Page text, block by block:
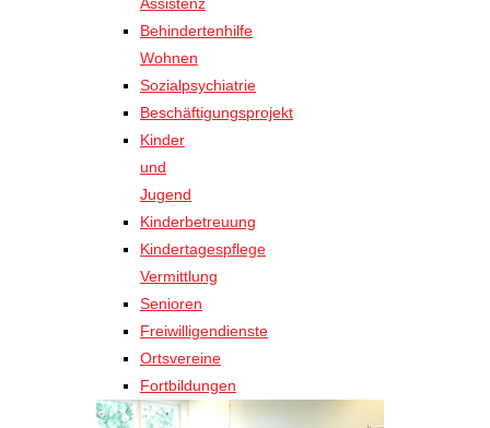
Assistenz
Behindertenhilfe
Wohnen
Sozialpsychiatrie
Beschäftigungsprojekt
Kinder
und
Jugend
Kinderbetreuung
Kindertagespflege
Vermittlung
Senioren
Freiwilligendienste
Ortsvereine
Fortbildungen